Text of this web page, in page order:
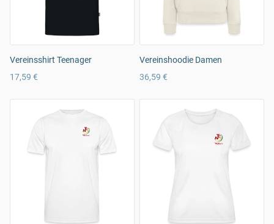
Vereinsshirt Teenager
17,59 €
Vereinshoodie Damen
36,59 €